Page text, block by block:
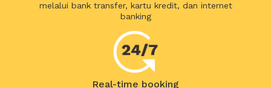
melalui bank transfer, kartu kredit, dan internet
banking
Real-time booking